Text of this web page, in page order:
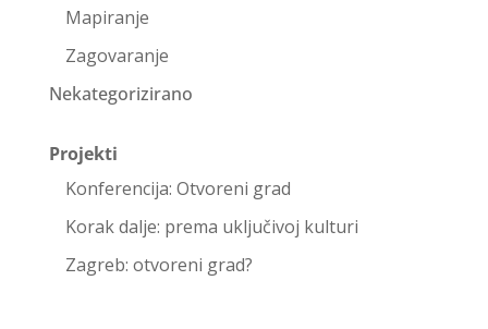
Mapiranje
Zagovaranje
Nekategorizirano
Projekti
Konferencija: Otvoreni grad
Korak dalje: prema uključivoj kulturi
Zagreb: otvoreni grad?